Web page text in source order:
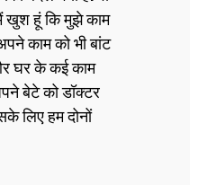
खुश हूं कि मुझे काम
काम को भी बांट
घर के कई काम
बेटे को डॉक्टर
लिए हम दोनों